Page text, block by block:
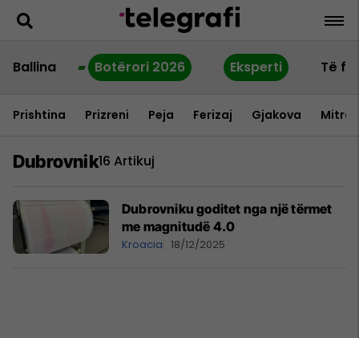
Ballina Botërori 2026 Eksperti Të
Prishtina Prizreni Peja Ferizaj Gjakova
Dubrovnik16 Artikuj
Dubrovniku goditet nga një tërmet
me magnitudë 4.0
Kroacia 18/12/2025